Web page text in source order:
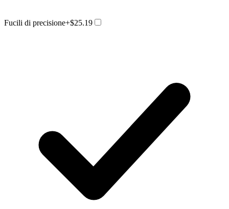
Fucili di precisione+$25.19